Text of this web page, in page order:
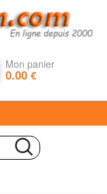
Mon panier
0.00€